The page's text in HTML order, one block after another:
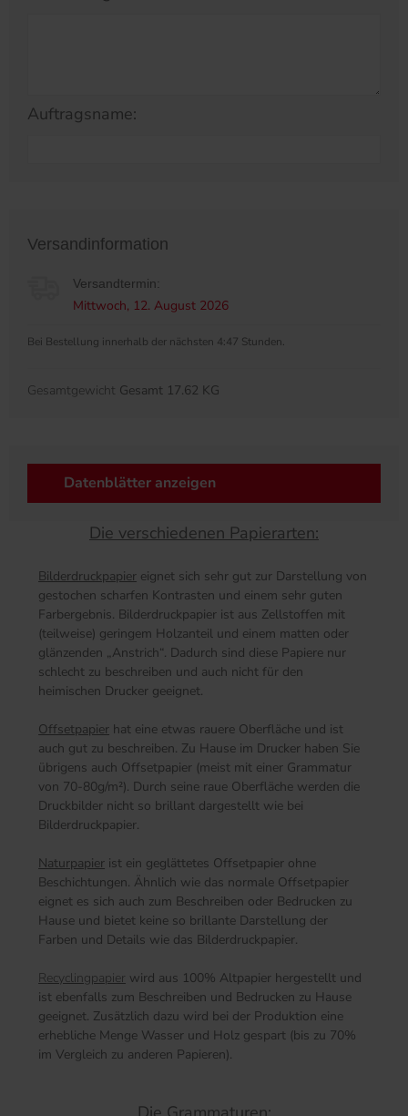
Auftragsname:
Versandinformation
Versandtermin:
Mittwoch, 12. August 2026
Bei Bestellung innerhalb der nächsten 4:47 Stunden.
Gesamtgewicht Gesamt 17.62 KG
Datenblätter anzeigen
Die verschiedenen Papierarten:
Bilderdruckpapier eignet sich sehr gut zur Darstellung von
gestochen scharfen Kontrasten und einem sehr guten
Farbergebnis. Bilderdruckpapier ist aus Zellstoffen mit
(teilweise) geringem Holzanteil und einem matten oder
glänzenden „Anstrich“. Dadurch sind diese Papiere nur
schlecht zu beschreiben und auch nicht für den
heimischen Drucker geeignet.
Offsetpapier hat eine etwas rauere Oberfläche und ist
auch gut zu beschreiben. Zu Hause im Drucker haben Sie
übrigens auch Offsetpapier (meist mit einer Grammatur
von 70-80g/m²). Durch seine raue Oberfläche werden die
Druckbilder nicht so brillant dargestellt wie bei
Bilderdruckpapier.
Naturpapier ist ein geglättetes Offsetpapier ohne
Beschichtungen. Ähnlich wie das normale Offsetpapier
eignet es sich auch zum Beschreiben oder Bedrucken zu
Hause und bietet keine so brillante Darstellung der
Farben und Details wie das Bilderdruckpapier.
Recyclingpapier wird aus 100% Altpapier hergestellt und
ist ebenfalls zum Beschreiben und Bedrucken zu Hause
geeignet. Zusätzlich dazu wird bei der Produktion eine
erhebliche Menge Wasser und Holz gespart (bis zu 70%
im Vergleich zu anderen Papieren).